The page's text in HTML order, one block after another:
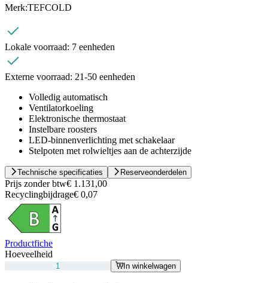
Merk:TEFCOLD
Lokale voorraad: 7 eenheden
Externe voorraad: 21-50 eenheden
Volledig automatisch
Ventilatorkoeling
Elektronische thermostaat
Instelbare roosters
LED-binnenverlichting met schakelaar
Stelpoten met rolwieltjes aan de achterzijde
Technische specificaties Reserveonderdelen
Prijs zonder btw€ 1.131,00
Recyclingbijdrage€ 0,07
Productfiche
Hoeveelheid
In winkelwagen